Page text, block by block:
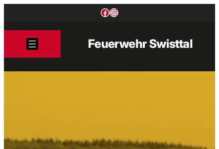
Facebook
Instagram
Feuerwehr Swisttal